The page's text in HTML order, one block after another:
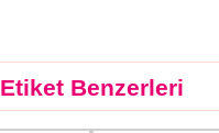
Etiket Benzerleri